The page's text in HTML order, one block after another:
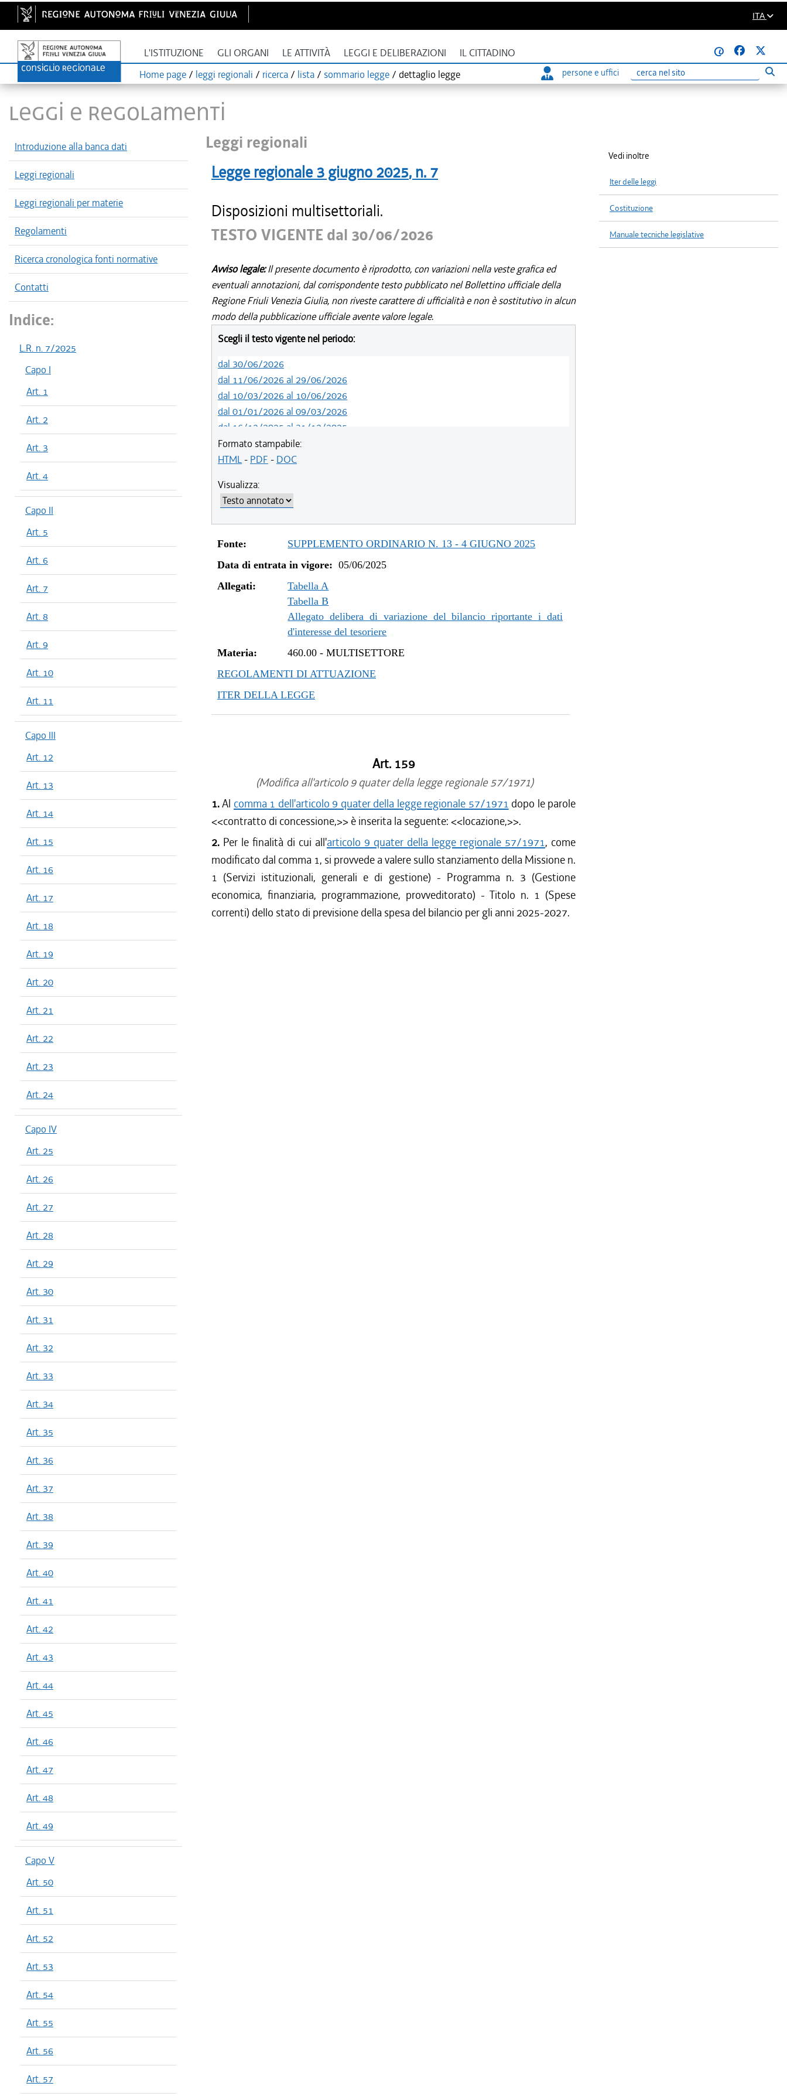
ITA
L'ISTITUZIONE GLI ORGANI LE ATTIVITÀ LEGGI E DELIBERAZIONI IL CITTADINO
@
Home page / leggi regionali / ricerca / lista / sommario legge / dettaglio legge persone e uffici
Ricerca
LEGGI E REGOLAMENTI
Introduzione alla banca dati
Leggi regionali
Leggi regionali per materie
Regolamenti
Ricerca cronologica fonti normative
Contatti
Indice:
L.R. n. 7/2025
Capo I
Art. 1
Art. 2
Art. 3
Art. 4
Capo II
Art. 5
Art. 6
Art. 7
Art. 8
Art. 9
Art. 10
Art. 11
Capo III
Art. 12
Art. 13
Art. 14
Art. 15
Art. 16
Art. 17
Art. 18
Art. 19
Art. 20
Art. 21
Art. 22
Art. 23
Art. 24
Capo IV
Art. 25
Art. 26
Art. 27
Art. 28
Art. 29
Art. 30
Art. 31
Art. 32
Art. 33
Art. 34
Art. 35
Art. 36
Art. 37
Art. 38
Art. 39
Art. 40
Art. 41
Art. 42
Art. 43
Art. 44
Art. 45
Art. 46
Art. 47
Art. 48
Art. 49
Capo V
Art. 50
Art. 51
Art. 52
Art. 53
Art. 54
Art. 55
Art. 56
Art. 57
Leggi regionali
Legge regionale 3 giugno 2025, n. 7
Disposizioni multisettoriali.
TESTO VIGENTE dal 30/06/2026
Avviso legale:Il presente documento è riprodotto, con variazioni nella veste grafica ed
eventuali annotazioni, dal corrispondente testo pubblicato nel Bollettino ufficiale della
Regione Friuli Venezia Giulia, non riveste carattere di ufficialità e non è sostitutivo in alcun
modo della pubblicazione ufficiale avente valore legale.
Scegli il testo vigente nel periodo:
dal 30/06/2026
dal 11/06/2026 al 29/06/2026
dal 10/03/2026 al 10/06/2026
dal 01/01/2026 al 09/03/2026
dal 16/12/2025 al 31/12/2025
dal 05/06/2025 al 15/12/2025
Formato stampabile:
HTML- PDF - DOC
Visualizza:
Fonte:
SUPPLEMENTO ORDINARIO N. 13 - 4 GIUGNO 2025
Data di entrata in vigore: 05/06/2025
Allegati:
Tabella A
Tabella B
Allegato delibera di variazione del bilancio riportante i dati
d'interesse del tesoriere
Materia:
460.00 -MULTISETTORE
REGOLAMENTI DI ATTUAZIONE
ITER DELLA LEGGE
Art. 159
(Modifica all'articolo 9 quater della legge regionale 57/1971)
1.Al comma 1 dell'articolo 9 quater della legge regionale 57/1971 dopo le parole
<<contratto di concessione,>> è inserita la seguente: <<locazione,>>.
2. Per le finalità di cui all'articolo 9 quater della legge regionale 57/1971, come
modificato dal comma 1, si provvede a valere sullo stanziamento della Missione n.
1 (Servizi istituzionali, generali e di gestione) - Programma n. 3 (Gestione
economica, finanziaria, programmazione, provveditorato) - Titolo n. 1 (Spese
correnti) dello stato di previsione della spesa del bilancio per gli anni 2025-2027.
Vedi inoltre
Iter delle leggi
Costituzione
Manuale tecniche legislative